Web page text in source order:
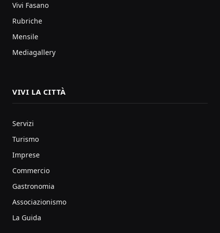
Vivi Fasano
Rubriche
Mensile
Mediagallery
VIVI LA CITTÀ
Servizi
Turismo
Imprese
Commercio
Gastronomia
Associazionismo
La Guida